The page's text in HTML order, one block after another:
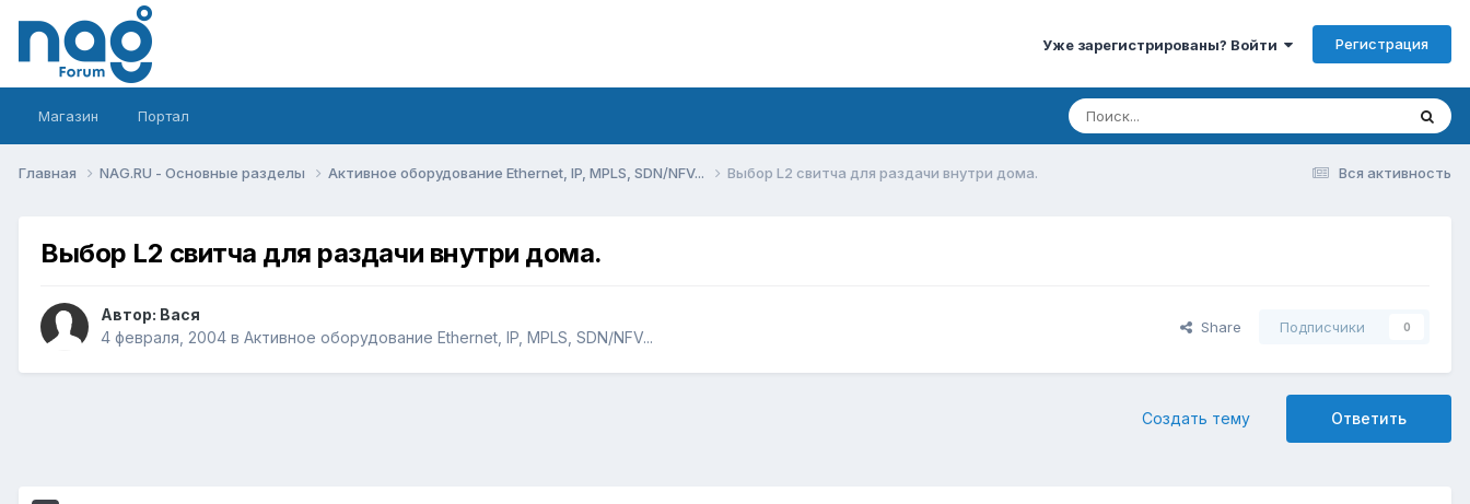
Уже зарегистрированы? Войти Регистрация
Магазин Портал
Вся активность
Главная NAG.RU - Основные разделы Активное оборудование Ethernet, IP, MPLS, SDN/NFV... Выбор L2 свитча для раздачи внутри дома.
Выбор L2 свитча для раздачи внутри дома.
Автор: Вася
4 февраля, 2004 в Активное оборудование Ethernet, IP, MPLS, SDN/NFV...
Share Подписчики 0
Ответить
Создать тему